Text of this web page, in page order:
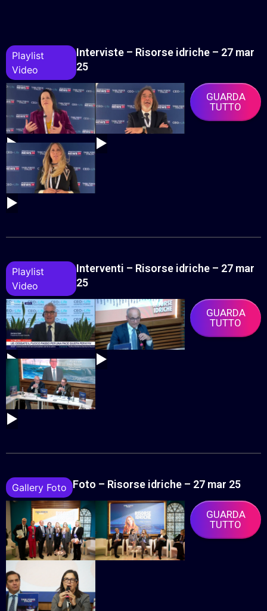
Playlist
Video
Interviste – Risorse idriche – 27 mar
25
▶ ▶
▶
GUARDA
TUTTO
Playlist
Video
Interventi – Risorse idriche – 27 mar
25
▶ ▶
▶
GUARDA
TUTTO
Gallery Foto Foto – Risorse idriche – 27 mar 25
GUARDA
TUTTO